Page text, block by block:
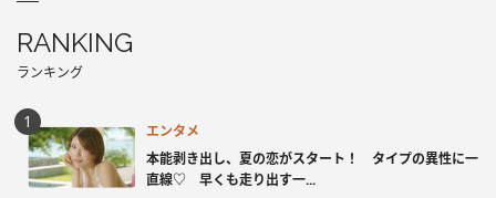
RANKING
ランキング
エンタメ
本能剥き出し、夏の恋がスタート！ タイプの異性に一
直線♡ 早くも走り出す一...